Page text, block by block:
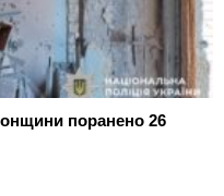
поранено 26